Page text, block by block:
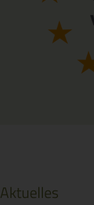
Aktuelles